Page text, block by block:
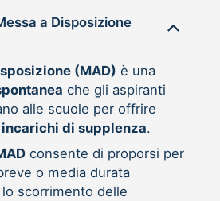
(MAD) è una
che gli aspiranti
alle scuole per offrire
incarichi di supplenza.
consente di proporsi per
o media durata
scorrimento delle